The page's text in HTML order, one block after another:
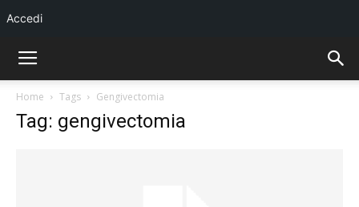
Home Tags Gengivectomia
Tag: gengivectomia
Accedi